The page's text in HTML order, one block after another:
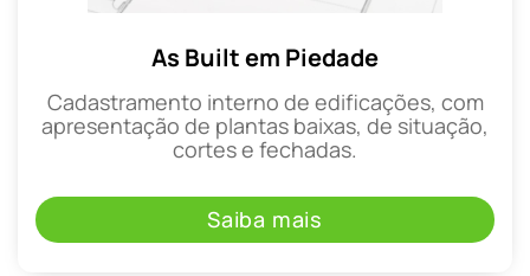
As Built em Piedade
Cadastramento interno de edificações, com
apresentação de plantas baixas, de situação,
cortes e fechadas.
Saiba mais